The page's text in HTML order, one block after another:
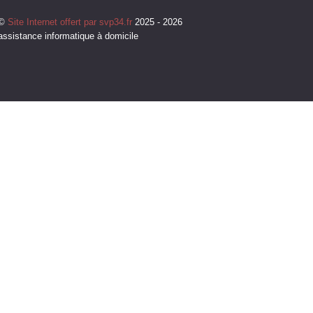
Site Internet offert par svp34.fr2025 - 2026
informatique à domicile